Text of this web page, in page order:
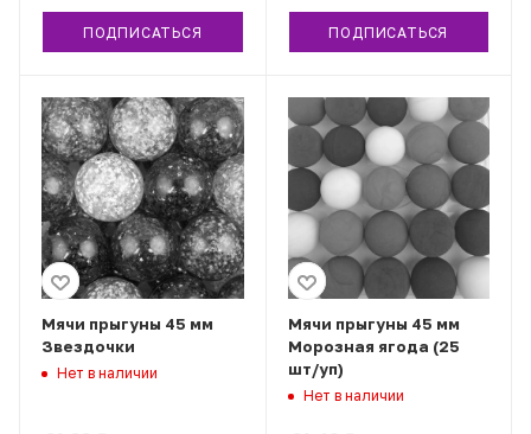
ПОДПИСАТЬСЯ ПОДПИСАТЬСЯ
Мячи прыгуны 45 мм
Звездочки
Нет в наличии
Мячи прыгуны 45 мм
Морозная ягода (25
шт/уп)
Нет в наличии